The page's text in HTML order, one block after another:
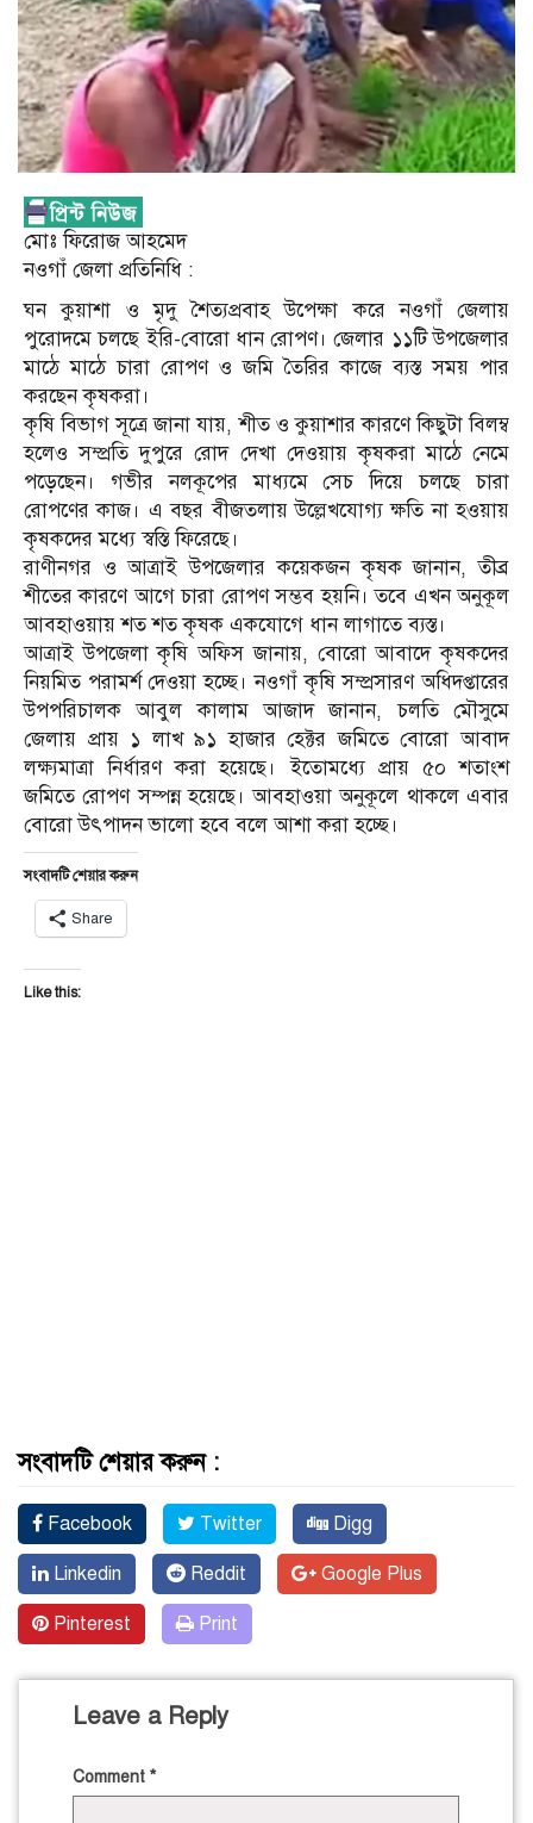
মোঃ ফিরোজ আহমেদ
নওগাঁ জেলা প্রতিনিধি :
ঘন কুয়াশা ও মৃদু শৈত্যপ্রবাহ উপেক্ষা করে নওগাঁ জেলায়
পুরোদমে চলছে ইরি-বোরো ধান রোপণ। জেলার ১১টি উপজেলার
মাঠে মাঠে চারা রোপণ ও জমি তৈরির কাজে ব্যস্ত সময় পার
করছেন কৃষকরা।
কৃষি বিভাগ সূত্রে জানা যায়, শীত ও কুয়াশার কারণে কিছুটা বিলম্ব
হলেও সম্প্রতি দুপুরে রোদ দেখা দেওয়ায় কৃষকরা মাঠে নেমে
পড়েছেন। গভীর নলকূপের মাধ্যমে সেচ দিয়ে চলছে চারা
রোপণের কাজ। এ বছর বীজতলায় উল্লেখযোগ্য ক্ষতি না হওয়ায়
কৃষকদের মধ্যে স্বস্তি ফিরেছে।
রাণীনগর ও আত্রাই উপজেলার কয়েকজন কৃষক জানান, তীব্র
শীতের কারণে আগে চারা রোপণ সম্ভব হয়নি। তবে এখন অনুকূল
আবহাওয়ায় শত শত কৃষক একযোগে ধান লাগাতে ব্যস্ত।
আত্রাই উপজেলা কৃষি অফিস জানায়, বোরো আবাদে কৃষকদের
নিয়মিত পরামর্শ দেওয়া হচ্ছে। নওগাঁ কৃষি সম্প্রসারণ অধিদপ্তারের
উপপরিচালক আবুল কালাম আজাদ জানান, চলতি মৌসুমে
জেলায় প্রায় ১ লাখ ৯১ হাজার হেক্টর জমিতে বোরো আবাদ
লক্ষ্যমাত্রা নির্ধারণ করা হয়েছে। ইতোমধ্যে প্রায় ৫০ শতাংশ
জমিতে রোপণ সম্পন্ন হয়েছে। আবহাওয়া অনুকূলে থাকলে এবার
বোরো উৎপাদন ভালো হবে বলে আশা করা হচ্ছে।
সংবাদটি শেয়ার করুন
Share
Like this:
সংবাদটি শেয়ার করুন :
Facebook Twitter Digg
Linkedin Reddit Google Plus
Pinterest Print
Leave a Reply
Comment *